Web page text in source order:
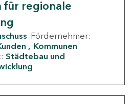
für regionale
Fördernehmer:
Kommunen
Städtebau und